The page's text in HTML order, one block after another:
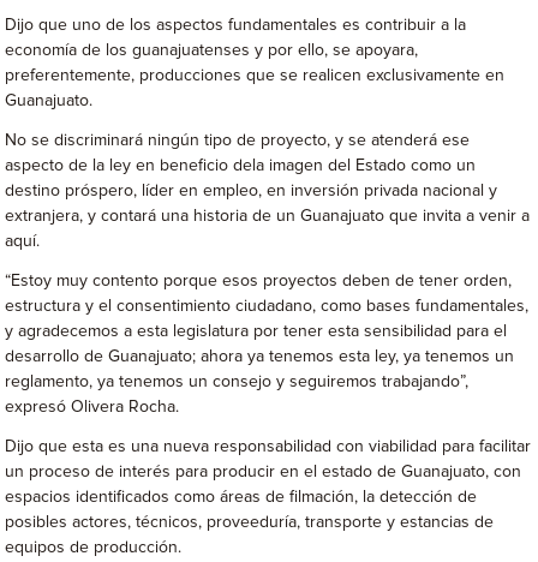
Dijo que uno de los aspectos fundamentales es contribuir a la
economía de los guanajuatenses y por ello, se apoyara,
preferentemente, producciones que se realicen exclusivamente en
Guanajuato.
No se discriminará ningún tipo de proyecto, y se atenderá ese
aspecto de la ley en beneficio dela imagen del Estado como un
destino próspero, líder en empleo, en inversión privada nacional y
extranjera, y contará una historia de un Guanajuato que invita a venir a
aquí.
“Estoy muy contento porque esos proyectos deben de tener orden,
estructura y el consentimiento ciudadano, como bases fundamentales,
y agradecemos a esta legislatura por tener esta sensibilidad para el
desarrollo de Guanajuato; ahora ya tenemos esta ley, ya tenemos un
reglamento, ya tenemos un consejo y seguiremos trabajando”,
expresó Olivera Rocha.
Dijo que esta es una nueva responsabilidad con viabilidad para facilitar
un proceso de interés para producir en el estado de Guanajuato, con
espacios identificados como áreas de filmación, la detección de
posibles actores, técnicos, proveeduría, transporte y estancias de
equipos de producción.